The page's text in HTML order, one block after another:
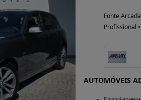
Fonte
Profissional
AUTOMÓVEIS